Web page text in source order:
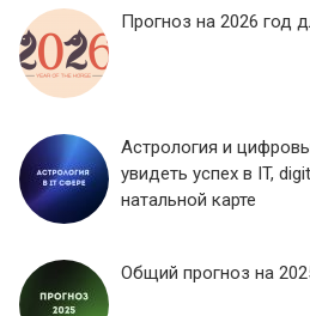
Прогноз на 2026 год
Астрология и
увидеть успех в IT,
натальной карте
Общий прогноз на